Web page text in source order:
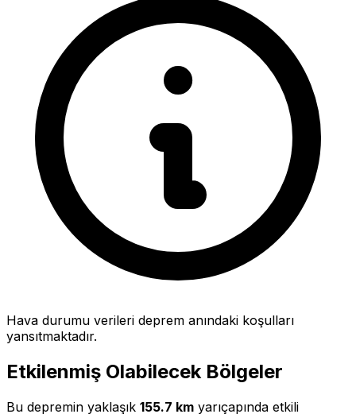
Hava durumu verileri deprem anındaki koşulları
yansıtmaktadır.
Etkilenmiş Olabilecek Bölgeler
Bu depremin yaklaşık 155.7 km yarıçapında etkili